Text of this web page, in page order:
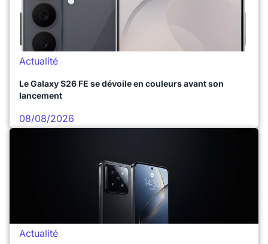
Actualité
Le Galaxy S26 FE se dévoile en couleurs avant son
lancement
08/08/2026
Actualité